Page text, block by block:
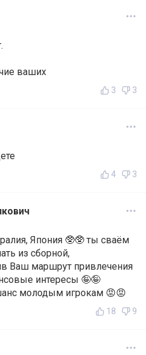
ваших
3 3
4 3
Япония 🥸🥸 ты сваём
из сборной,
Ваш маршрут привлечения
интересы 🤪🤪
молодым игрокам 😡😡
18 9